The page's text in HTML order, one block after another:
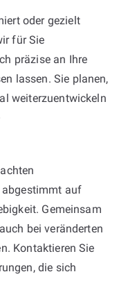
oder gezielt
für Sie
präzise an Ihre
lassen. Sie planen,
weiterzuentwickeln
auf
Gemeinsam
bei veränderten
Kontaktieren Sie
die sich